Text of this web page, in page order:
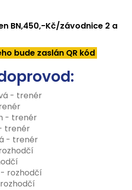
BN,450,-Kč/závodnice 2 a
bude zaslán QR kód
- trenér
- trenér
trenér
- trenér
rozhodčí